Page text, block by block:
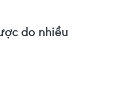
do nhiều